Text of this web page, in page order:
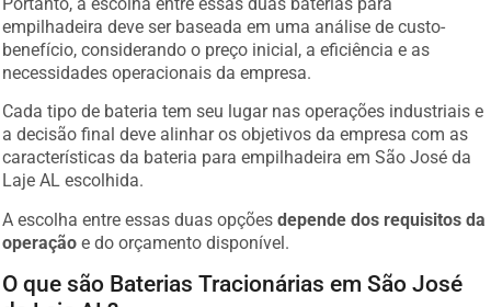
empilhadeira deve ser baseada em uma análise de custo-
benefício, considerando o preço inicial, a eficiência e as
necessidades operacionais da empresa.
Cada tipo de bateria tem seu lugar nas operações industriais e
a decisão final deve alinhar os objetivos da empresa com as
características da bateria para empilhadeira em São José da
Laje AL escolhida.
operação e do orçamento disponível.
O que são Baterias Tracionárias em São José
da Laje AL?